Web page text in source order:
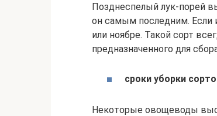
Позднеспелый лук-порей
он самым последним. Если
или ноябре. Такой сорт
предназначенного для
сроки уборки
Некоторые овощеводы